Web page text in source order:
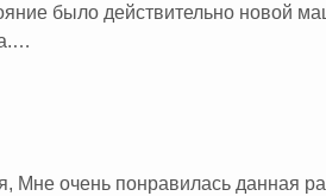
было действительно новой
Мне очень понравилась данная